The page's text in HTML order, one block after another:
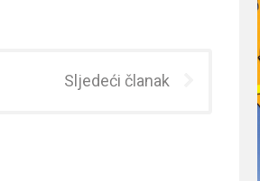
Sljedeći članak